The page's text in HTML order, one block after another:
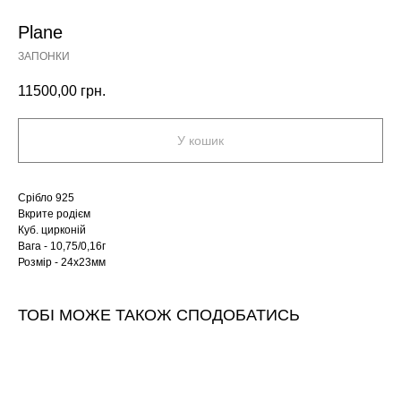
Plane
ЗАПОНКИ
11500,00 грн.
У кошик
Срібло 925
Вкрите родієм
Куб. цирконій
Вага - 10,75/0,16г
Розмір - 24х23мм
ТОБІ МОЖЕ ТАКОЖ СПОДОБАТИСЬ